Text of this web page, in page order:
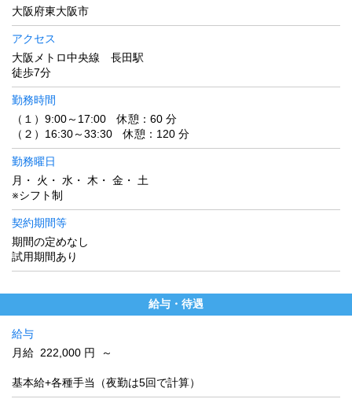
大阪府東大阪市
アクセス
大阪メトロ中央線 長田駅
徒歩7分
勤務時間
（１）9:00～17:00 休憩：60 分
（２）16:30～33:30 休憩：120 分
勤務曜日
月・ 火・ 水・ 木・ 金・ 土
※シフト制
契約期間等
期間の定めなし
試用期間あり
給与・待遇
給与
月給 222,000 円 ～
基本給+各種手当（夜勤は5回で計算）